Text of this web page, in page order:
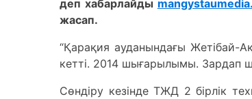
деп хабарлайды
жасап.
“Қарақия ауданындағы Жетібай-
кетті. 2014 шығарылымы. Зардап
Сөндіру кезінде ТЖД 2 бірлік